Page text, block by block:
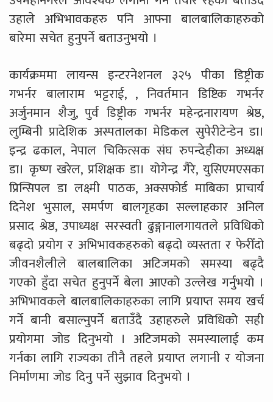
उहाले अभिभावकहरु पनि आफ्ना बालबालिकाहरुको
बारेमा सचेत हुनुपर्ने बताउनुभयो ।
कार्यक्रममा लायन्स इन्टरनेशनल ३२५ पीका डिष्ट्रीक
गभर्नर बालाराम भट्टराई, , निवर्तमान डिष्टिक गभर्नर
अर्जुनमान शैजु, पुर्व डिष्ट्रीक गभर्नर महेन्द्रनारायण श्रेष्ठ,
लुम्बिनी प्रादेशिक अस्पतालका मेडिकल सुपेरीटेन्डेन डा।
इन्द्र ढकाल, नेपाल चिकित्सक संघ रुपन्देहीका अध्यक्ष
डा। कृष्ण खरेल, प्रशिक्षक डा। योगेन्द्र गैरे, युसिएमएसका
प्रिन्सिपल डा लक्ष्मी पाठक, अक्सफोर्ड माबिका प्राचार्य
दिनेश भुसाल, समर्पण बालगृहका सल्लाहकार अनिल
प्रसाद श्रेष्ठ, उपाध्यक्ष सरस्वती ढुङ्गानालगायतले प्रविधिको
बढ्दो प्रयोग र अभिभावकहरुको बढ्दो व्यस्तता र फेरीँदो
जीवनशैलीले बालबालिका अटिजमको समस्या बढ्दै
गएको हुँदा सचेत हुनुपर्ने बेला आएको उल्लेख गर्नुभयो ।
अभिभावकले बालबालिकाहरुका लागि प्रयाप्त समय खर्च
गर्ने बानी बसाल्नुपर्ने बताउँदै उहाहरुले प्रविधिको सही
प्रयोगमा जोड दिनुभयो । अटिजमको समस्यालाई कम
गर्नका लागि राज्यका तीनै तहले प्रयाप्त लगानी र योजना
निर्माणमा जोड दिनु पर्ने सुझाव दिनुभयो ।